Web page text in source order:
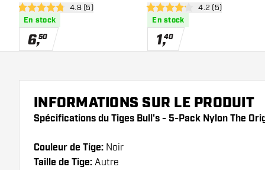
White
ouvrir le panneau des avis
4.8 étoiles de notation
4.8 (5)
En stock
6,50
ouvrir le panneau
4.2 étoiles de notation
4.2 (5)
En stock
1,40
INFORMATIONS SUR LE PRODUIT
Spécifications du Tiges Bull's - 5-Pack Nylon The
Couleur de Tige: Noir
Taille de Tige: Autre